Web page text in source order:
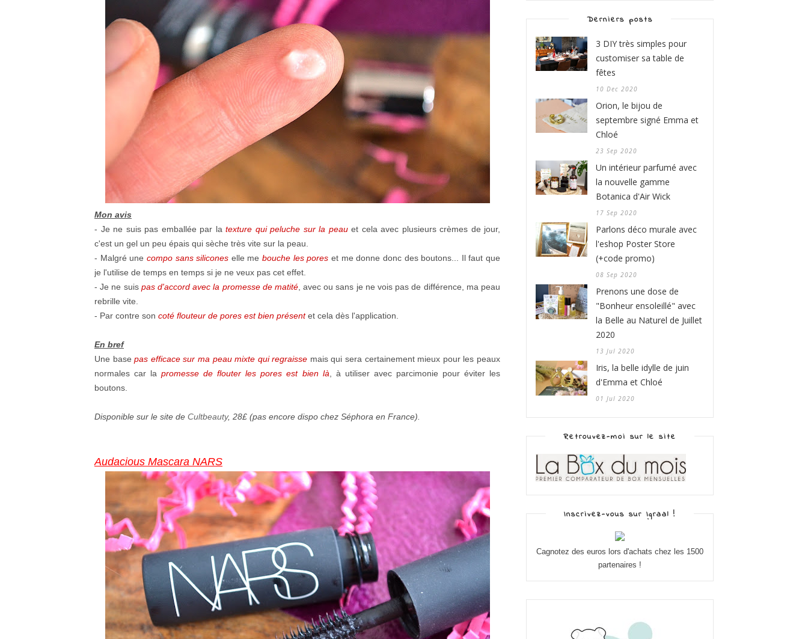
Mon avis
- Je ne suis pas emballée par la texture qui peluche sur la peauet cela avec plusieurs crèmes de jour,
c'est un gel un peu épais qui sèche très vite sur la peau.
- Malgré une compo sans silicones elle mebouche les pores et me donne donc des boutons... Il faut que
je l'utilise de temps en temps si je ne veux pas cet effet.
- Je ne suis pas d'accord avec la promesse de matité, avec ou sans je ne vois pas de différence, ma peau
rebrille vite.
- Par contre son coté flouteur de pores est bien présentet cela dès l'application.
En bref
Une basepas efficace sur ma peau mixte qui regraisse mais qui sera certainement mieux pour les peaux
normales car lapromesse de flouter les pores est bien là , à utiliser avec parcimonie pour éviter les
boutons.
Disponible sur le site de Cultbeauty, 28£ (pas encore dispo chez Séphora en France).
Audacious Mascara NARS
Derniers posts
3 DIY très simples pour
customiser sa table de
fêtes
10 Dec 2020
Orion, le bijou de
septembre signé Emma et
Chloé
23 Sep 2020
Un intérieur parfumé avec
la nouvelle gamme
Botanica d'Air Wick
17 Sep 2020
Parlons déco murale avec
l'eshop Poster Store
(+code promo)
08 Sep 2020
Prenons une dose de
"Bonheur ensoleillé" avec
la Belle au Naturel de Juillet
2020
13 Jul 2020
Iris, la belle idylle de juin
d'Emma et Chloé
01 Jul 2020
Retrouvez-moi sur le site
Inscrivez-vous sur Igraal !
Cagnotez des euros lors d'achats chez les 1500
partenaires !